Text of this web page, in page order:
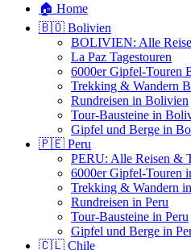
🏠 Home
🇧🇴 Bolivien
BOLIVIEN: Alle
La Paz Tagestouren
6000er Gipfel-Touren
Trekking & Wandern
Rundreisen in Bolivien
Tour-Bausteine in
Gipfel und Berge in
🇵🇪 Peru
PERU: Alle Reisen &
6000er Gipfel-Touren
Trekking & Wandern
Rundreisen in Peru
Tour-Bausteine in Peru
Gipfel und Berge in
🇨🇱 Chile